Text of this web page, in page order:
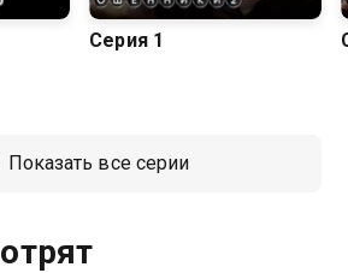
Серия 1
Показать все серии